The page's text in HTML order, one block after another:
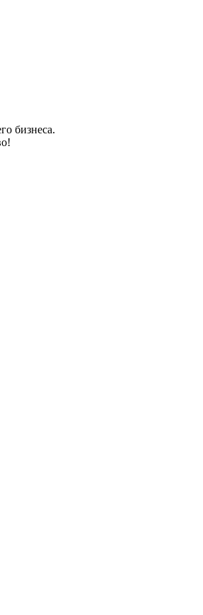
бизнеса.